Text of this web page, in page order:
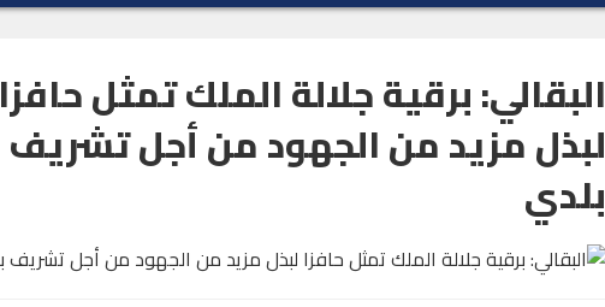
البقالي: برقية جلالة الملك تمثل حافزا
لبذل مزيد من الجهود من أجل تشريف
بلدي